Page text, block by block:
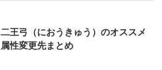
二王弓（におうきゅう）のオススメ
属性変更先まとめ